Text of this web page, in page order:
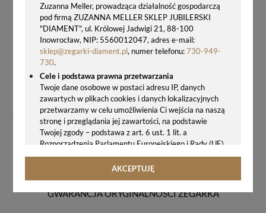
Zuzanna Meller, prowadząca działalność gospodarczą
pod firmą ZUZANNA MELLER SKLEP JUBILERSKI
"DIAMENT", ul. Królowej Jadwigi 21, 88-100
Inowrocław, NIP: 5560012047, adres e-mail:
sklep@zegarki-diament.pl, numer telefonu:730-949-
730.
Cele i podstawa prawna przetwarzania
Twoje dane osobowe w postaci adresu IP, danych
zawartych w plikach cookies i danych lokalizacyjnych
przetwarzamy w celu umożliwienia Ci wejścia na naszą
stronę i przeglądania jej zawartości, na podstawie
Twojej zgody – podstawa z art. 6 ust. 1 lit. a
Rozporządzenia Parlamentu Europejskiego i Rady (UE)
2016/679 z 27.04.2016 r. w sprawie ochrony osób
fizycznych w związku z przetwarzaniem danych
rozporządzenie o ochronie danych, tj. RODO).
AKCEPTUJĘ
4350,00 zł
GWARANCJA ORYGINALNOŚCI ZEGARKA